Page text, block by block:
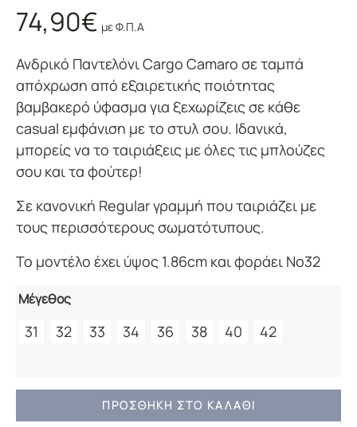
74,90€ με Φ.Π.Α
Ανδρικό Παντελόνι Cargo Camaro σε ταμπά
απόχρωση από εξαιρετικής ποιότητας
βαμβακερό ύφασμα για ξεχωρίζεις σε κάθε
casual εμφάνιση με το στυλ σου. Ιδανικά,
μπορείς να το ταιριάξεις με όλες τις μπλούζες
σου και τα φούτερ!
Σε κανονική Regular γραμμή που ταιριάζει με
τους περισσότερους σωματότυπους.
Το μοντέλο έχει ύψος 1.86cm και φοράει Νο32
Μέγεθος
31 32 33 34 36 38 40 42
ΠΑΝΤΕΛΟΝΙ
ΠΡΟΣΘΉΚΗ ΣΤΟ ΚΑΛΆΘΙ